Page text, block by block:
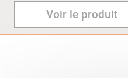
Voir le produit